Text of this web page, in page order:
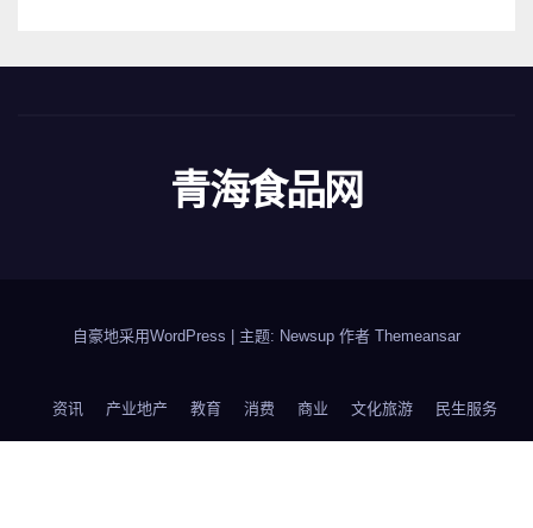
青海食品网
自豪地采用WordPress 主题: Newsup 作者 Themeansar
资讯 产业地产 教育 消费 商业 文化旅游 民生服务